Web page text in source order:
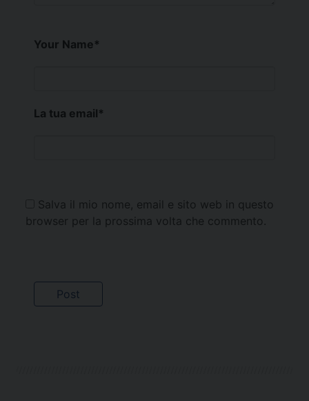
Your Name*
La tua email*
Salva il mio nome, email e sito web in questo
browser per la prossima volta che commento.